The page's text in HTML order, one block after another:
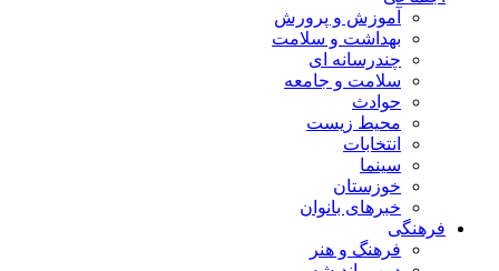
آموزش و پرورش
بهداشت و سلامت
چندرسانه ای
سلامت و جامعه
حوادث
محیط زیست
انتخابات
سینما
خوزستان
خبرهای بانوان
فرهنگی
فرهنگ و هنر